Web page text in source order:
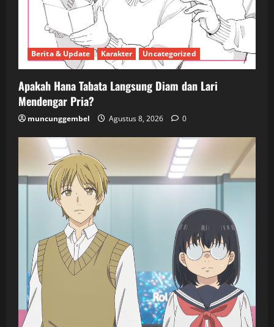
Berita & Update Karakter Uncategorized
Apakah Hana Tabata Langsung Diam dan Lari
Mendengar Pria?
muncunggembel Agustus 8, 2026 0